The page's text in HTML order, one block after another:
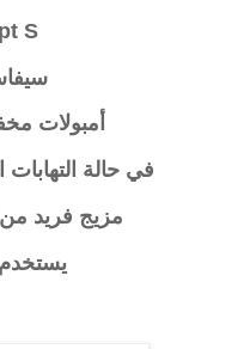
S
أمبولات
في حالة التهابات
مزيج فريد
يستخدم من